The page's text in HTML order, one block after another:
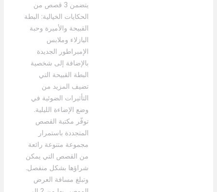
يتضمن 3 قصص من
الحكايات الخيالية: البطة
القبيحة والأميرة وحبة
البازلاء وملابس
الإمبراطور الجديدة
بالإضافة إلى شخصية
البطة القبيحة التي
تضيف المزيد من
التأثيرات الضوئية في
وضع الإضاءة الليلية.
توفّر مكتبة القصص
المتجددة باستمرار
مجموعة متنوعة رائعة
من القصص التي يمكن
شراؤها بشكل منفصل.
وتبلغ مسافة العرض